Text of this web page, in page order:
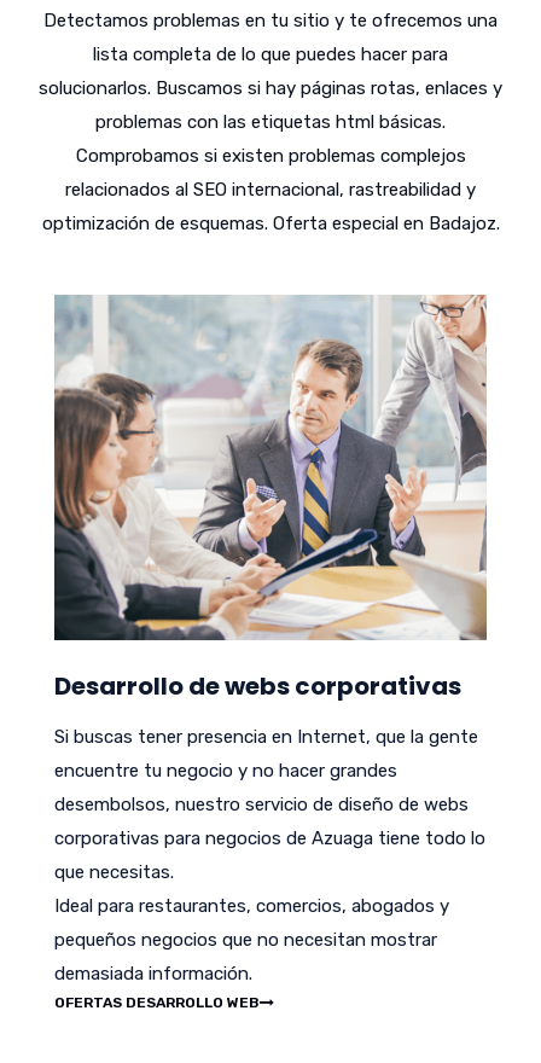
Detectamos problemas en tu sitio y te ofrecemos una
lista completa de lo que puedes hacer para
solucionarlos. Buscamos si hay páginas rotas, enlaces y
problemas con las etiquetas html básicas.
Comprobamos si existen problemas complejos
relacionados al SEO internacional, rastreabilidad y
optimización de esquemas. Oferta especial en Badajoz.
Desarrollo de webs corporativas
Si buscas tener presencia en Internet, que la gente
encuentre tu negocio y no hacer grandes
desembolsos, nuestro servicio de diseño de webs
corporativas para negocios de Azuaga tiene todo lo
que necesitas.
Ideal para restaurantes, comercios, abogados y
pequeños negocios que no necesitan mostrar
demasiada información.
OFERTAS DESARROLLO WEB